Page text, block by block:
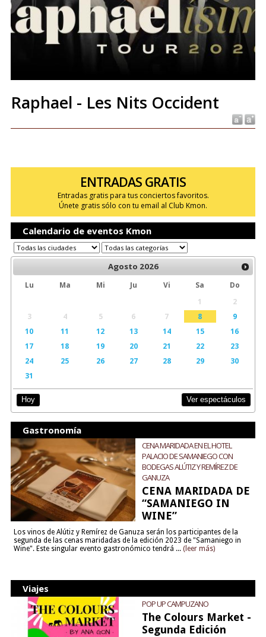
Raphael - Les Nits Occident
ENTRADAS GRATIS
Entradas gratis para tus conciertos favoritos.
Únete gratis sólo con tu email al Club Kmon.
Calendario de eventos Kmon
Agosto 2026
Lu Ma Mi Ju Vi Sa
Do
1
2
3
4 5 6 7 8
9
10
11 12 13 14 15
16
17
18 19 20 21 22
23
24
25 26 27 28 29
30
31
Hoy Ver espectáculos
Gastronomía
CENA MARIDADA EN EL HOTEL
PALACIO DE SAMANIEGO CON
BODEGAS ALÚTIZ Y REMÍREZ DE
GANUZA
CENA MARIDADA DE
“SAMANIEGO IN
WINE”
Los vinos de Alútiz y Remírez de Ganuza serán los participantes de la
segunda de las cenas maridadas de la edición 2023 de "Samaniego in
Wine". Este singular evento gastronómico tendrá ... (leer más)
Viajes
POP UP CAMPUZANO
The Colours Market -
Segunda Edición